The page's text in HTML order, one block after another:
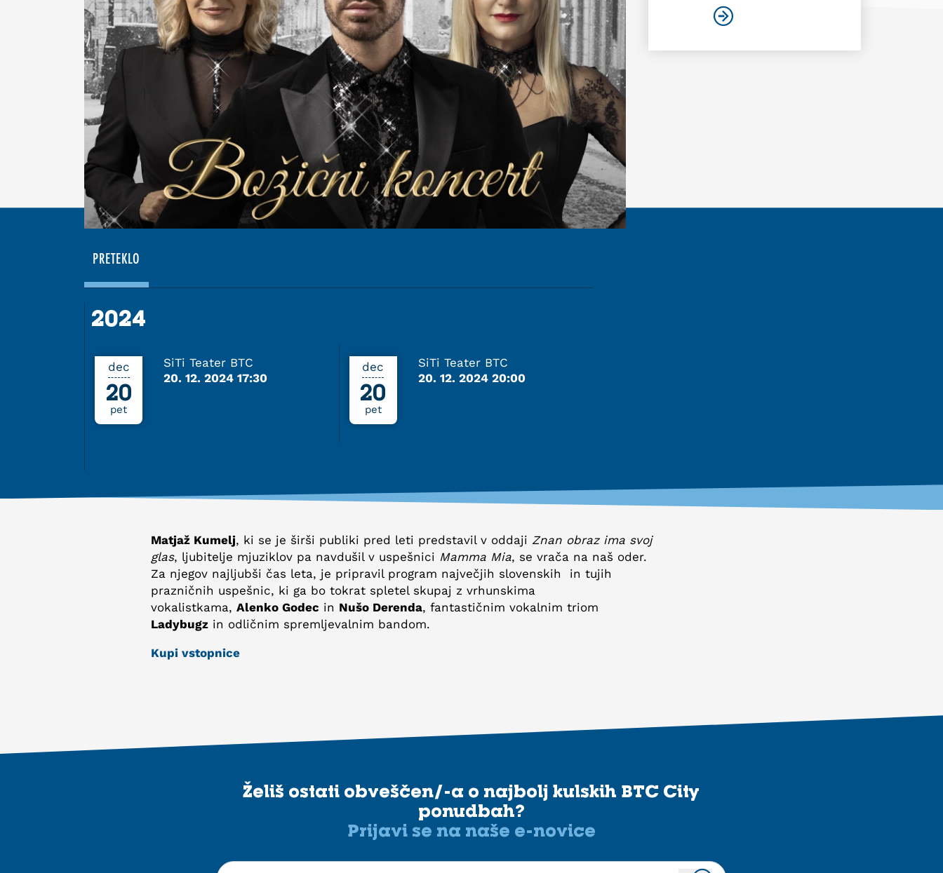
PRETEKLO
2024
2024
dec
20
pet
SiTi Teater BTC
20. 12. 2024 17:30
dec
20
pet
SiTi Teater BTC
20. 12. 2024 20:00
Matjaž Kumelj, ki se je širši publiki pred leti predstavil v oddaji Znan obraz ima svoj
glas, ljubitelje mjuziklov pa navdušil v uspešnici Mamma Mia, se vrača na naš oder.
Za njegov najljubši čas leta, je pripravil program največjih slovenskih in tujih
prazničnih uspešnic, ki ga bo tokrat spletel skupaj z vrhunskima
vokalistkama, Alenko Godec in Nušo Derenda, fantastičnim vokalnim triom
Ladybugzin odličnim spremljevalnim bandom.
Kupi vstopnice
Želiš ostati obveščen/-a o najbolj kulskih BTC City
ponudbah?
Prijavi se na naše e-novice